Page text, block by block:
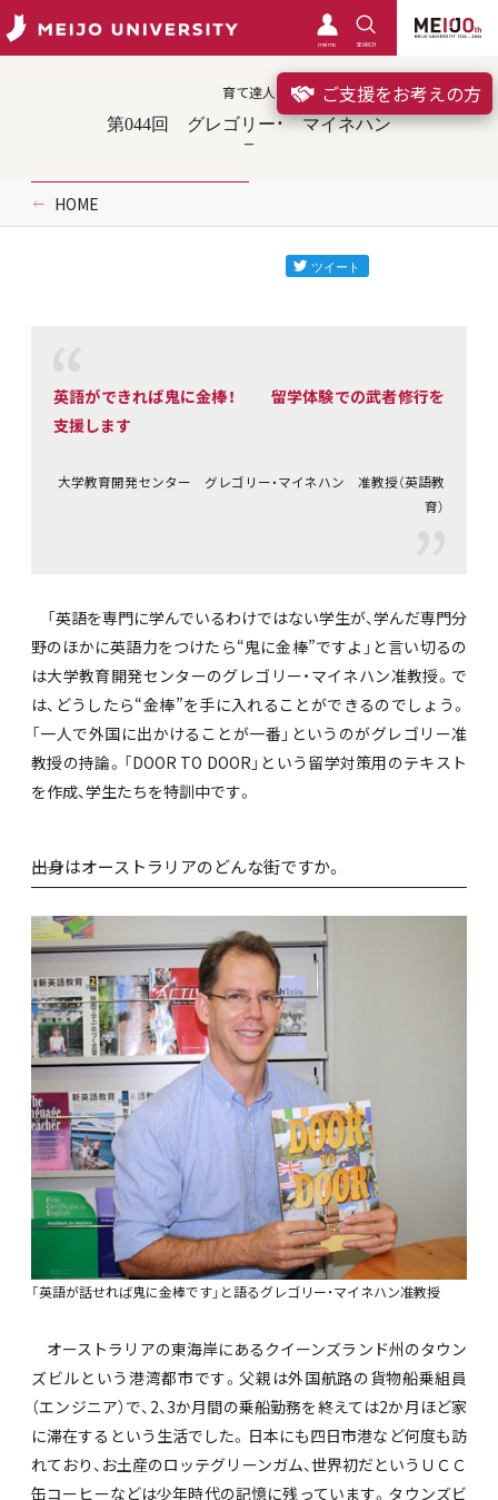
meimo SEARCH
ご支援をお考えの方
育て達人
第044回 グレゴリー・ マイネハン
HOME
英語ができれば鬼に金棒！ 留学体験での武者修行を
支援します
大学教育開発センター グレゴリー・マイネハン 准教授（英語教
育）
「英語を専門に学んでいるわけではない学生が、学んだ専門分
野のほかに英語力をつけたら“鬼に金棒”ですよ」と言い切るの
は大学教育開発センターのグレゴリー・マイネハン准教授。で
は、どうしたら“金棒”を手に入れることができるのでしょう。
「一人で外国に出かけることが一番」というのがグレゴリー准
教授の持論。「DOOR TO DOOR」という留学対策用のテキスト
を作成、学生たちを特訓中です。
――出身はオーストラリアのどんな街ですか。
「英語が話せれば鬼に金棒です」と語るグレゴリー・マイネハン准教授
オーストラリアの東海岸にあるクイーンズランド州のタウン
ズビルという港湾都市です。父親は外国航路の貨物船乗組員
（エンジニア）で、2、3か月間の乗船勤務を終えては2か月ほど家
に滞在するという生活でした。日本にも四日市港など何度も訪
れており、お土産のロッテグリーンガム、世界初だというＵＣＣ
缶コーヒーなどは少年時代の記憶に残っています。タウンズビ